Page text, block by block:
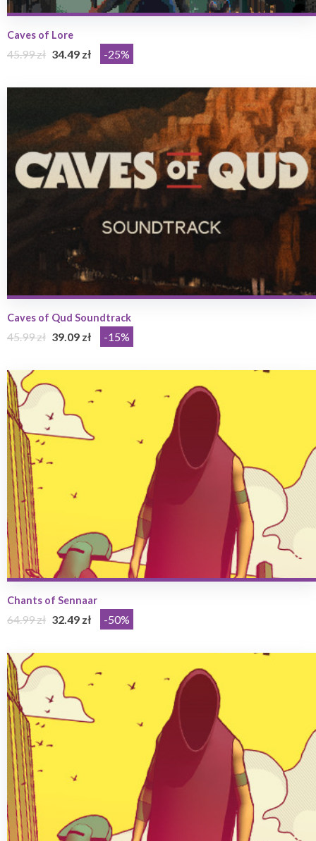
Caves of Lore
45.99 zł 34.49 zł -25%
Caves of Qud Soundtrack
45.99 zł 39.09 zł -15%
Chants of Sennaar
64.99 zł 32.49 zł -50%